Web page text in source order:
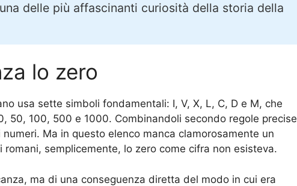
delle più affascinanti curiosità della storia della
lo zero
usa sette simboli fondamentali: I, V, X, L, C, D e M, che
50, 100, 500 e 1000. Combinandoli secondo regole precise
Ma in questo elenco manca clamorosamente un
romani, semplicemente, lo zero come cifra non esisteva.
ma di una conseguenza diretta del modo in cui era